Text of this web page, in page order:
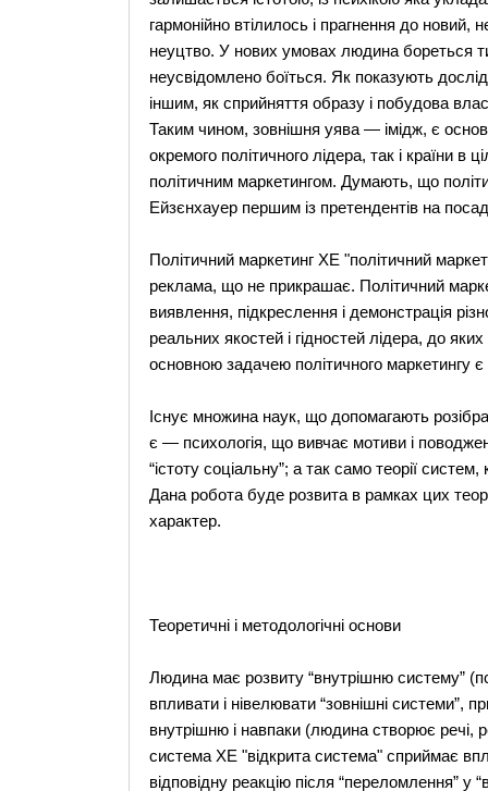
гармонійно втілилось і прагнення до новий,
неуцтво. У нових умовах людина бореться
неусвідомлено боїться. Як показують
іншим, як сприйняття образу і побудова
Таким чином, зовнішня уява — імідж, є
окремого політичного лідера, так і країни
політичним маркетингом. Думають, що
Ейзєнхауер першим із претендентів на
Політичний маркетинг XE "політичний
реклама, що не прикрашає. Політичний
виявлення, підкреслення і демонстрація
реальних якостей і гідностей лідера, до
основною задачею політичного маркетингу є
Існує множина наук, що допомагають
є — психологія, що вивчає мотиви і
“істоту соціальну”; а так само теорії
Дана робота буде розвита в рамках цих
характер.
Теоретичні і методологічні основи
Людина має розвиту “внутрішню систему”
впливати і нівелювати “зовнішні системи”,
внутрішню і навпаки (людина створює речі,
система XE "відкрита система" сприймає
відповідну реакцію після “переломлення” у